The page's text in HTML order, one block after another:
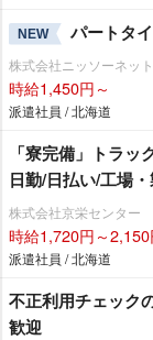
NEW パートタ
株式会社ニッソーネット
時給1,450円～
派遣社員 / 北海道
「寮完備」トラ
日勤/日払い/工場
株式会社京栄センター
時給1,720円～2,150
派遣社員 / 北海道
不正利用チェック
歓迎